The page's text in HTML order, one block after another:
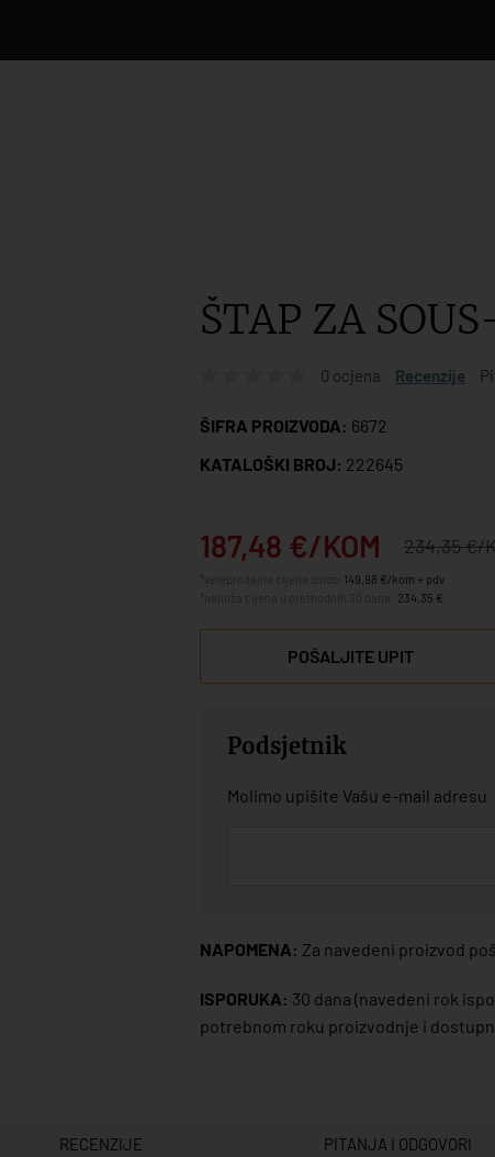
ŠTAP ZA
0 ocjena Recenzije
ŠIFRA PROIZVODA: 6672
KATALOŠKI BROJ: 222645
187,48 €/KOM 234,35 €/
149,98 €/kom + pdv
234,35 €
POŠALJITE UPIT
Podsjetnik
Molimo upišite Vašu e-mail adresu
NAPOMENA: Za navedeni proizvod
ISPORUKA: 30 dana (navedeni rok
potrebnom roku proizvodnje i
RECENZIJE PITANJA I ODGOVORI